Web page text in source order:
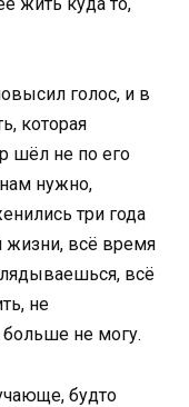
голос, и в
которая
шёл не по его
нужно,
три года
жизни, всё время
всё
не
больше не могу.
будто